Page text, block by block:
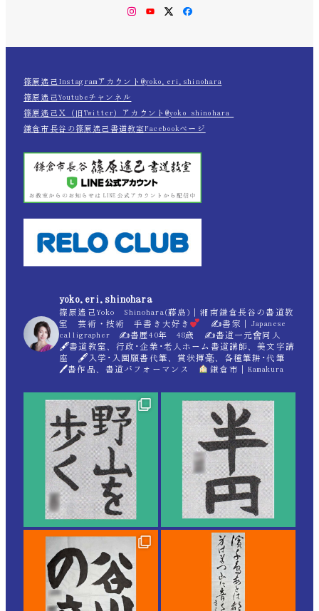
Instagram
YouTubeTwitterFacebook
篠原遙己Instagramアカウント@yoko.eri.shinohara
篠原遙己Youtubeチャンネル
篠原遙己Ｘ（旧Twitter）アカウント@yoko_shinohara_
鎌倉市長谷の篠原遙己書道教室Facebookページ
yoko.eri.shinohara
篠原遙己Yoko Shinohara(藤島)｜湘南鎌倉長谷の書道教
室 芸術・技術 手書き大好き
✍書家｜Japanese
calligrapher ✍書歴40年 48歳 ✍書道一元會同人
🖋書道教室、行政･企業･老人ホーム書道講師、美文字講
座 🖋入学･入園願書代筆、賞状揮毫、各種筆耕･代筆
🖊書作品、書道パフォーマンス
鎌倉市｜Kamakura